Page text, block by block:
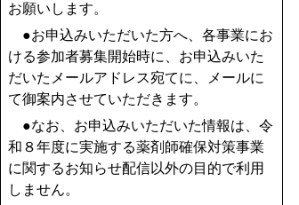
お願いします。
●お申込みいただいた方へ、各事業にお
ける参加者募集開始時に、お申込みいた
だいたメールアドレス宛てに、メールに
て御案内させていただきます。
●なお、お申込みいただいた情報は、令
和８年度に実施する薬剤師確保対策事業
に関するお知らせ配信以外の目的で利用
しません。